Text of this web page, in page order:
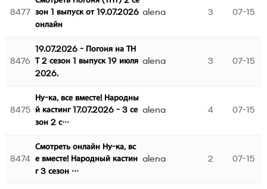
8477
зон 1 выпуск от 19.07.2026
онлайн
alena 3 07-15
8476
19.07.2026 - Погоня на ТН
Т 2 сезон 1 выпуск 19 июля
2026.
alena 3 07-15
8475
Ну-ка, все вместе! Народны
й кастинг 17.07.2026 - 3 се
зон 2 с…
alena 4 07-15
8474
Смотреть онлайн Ну-ка, вс
е вместе! Народный кастин
г 3 сезон …
alena 2 07-15